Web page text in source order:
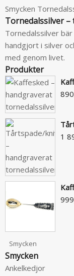
Smycken
Tornedalssilver
Tornedalssilver
handgjort i silver
med genom livet.
Produkter
1
Smycken
Smycken
Ankelkedjor